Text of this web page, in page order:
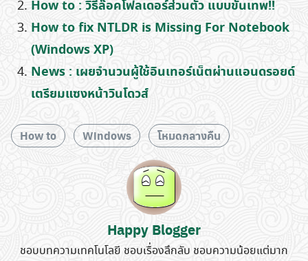
Search
How to : วิธีล๊อคโฟลเดอร์ส่วนตัว แบบขั้นเทพ!!
How to fix NTLDR is Missing For Notebook
(Windows XP)
News : เผยจำนวนผู้ใช้อินเทอร์เน็ตผ่านแอนดรอยด์
เตรียมแซงหน้าวินโดวส์
How to Windows โหมดกลางคืน
Happy Blogger
ชอบบทความเทคโนโลยี ชอบเรื่องลึกลับ ชอบความน้อยแต่มาก